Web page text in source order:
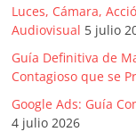
Luces, Cámara,
Audiovisual 5 julio
Guía Definitiva de
Contagioso que se
Google Ads: Guía
4 julio 2026